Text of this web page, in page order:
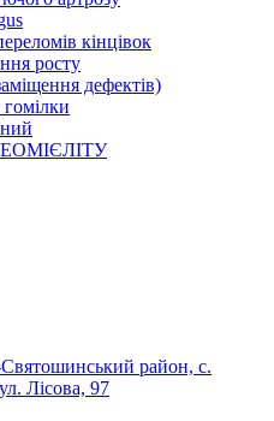
кінцівок
росту
дефектів)
район, с.
Лісова, 97